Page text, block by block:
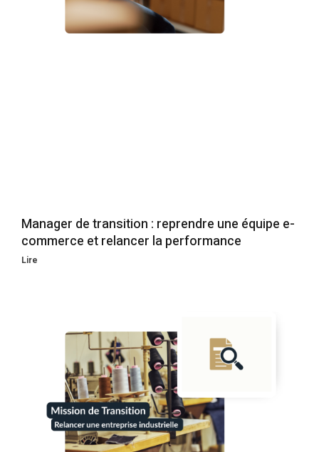
Manager de transition : reprendre une équipe e-
commerce et relancer la performance
Lire